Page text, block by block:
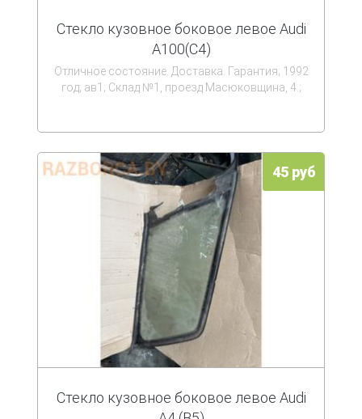
Стекло кузовное боковое левое Audi
A100(C4)
Отличное состояние. Доставка. Гарантия; 1992
год; ав1; Склад №1, проезд Масюковщина, 4.;
45 руб
Стекло кузовное боковое левое Audi